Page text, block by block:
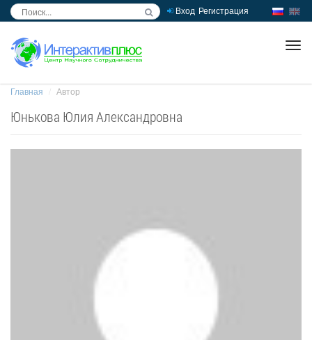
Вход Регистрация
Главная Автор
Юнькова Юлия Александровна